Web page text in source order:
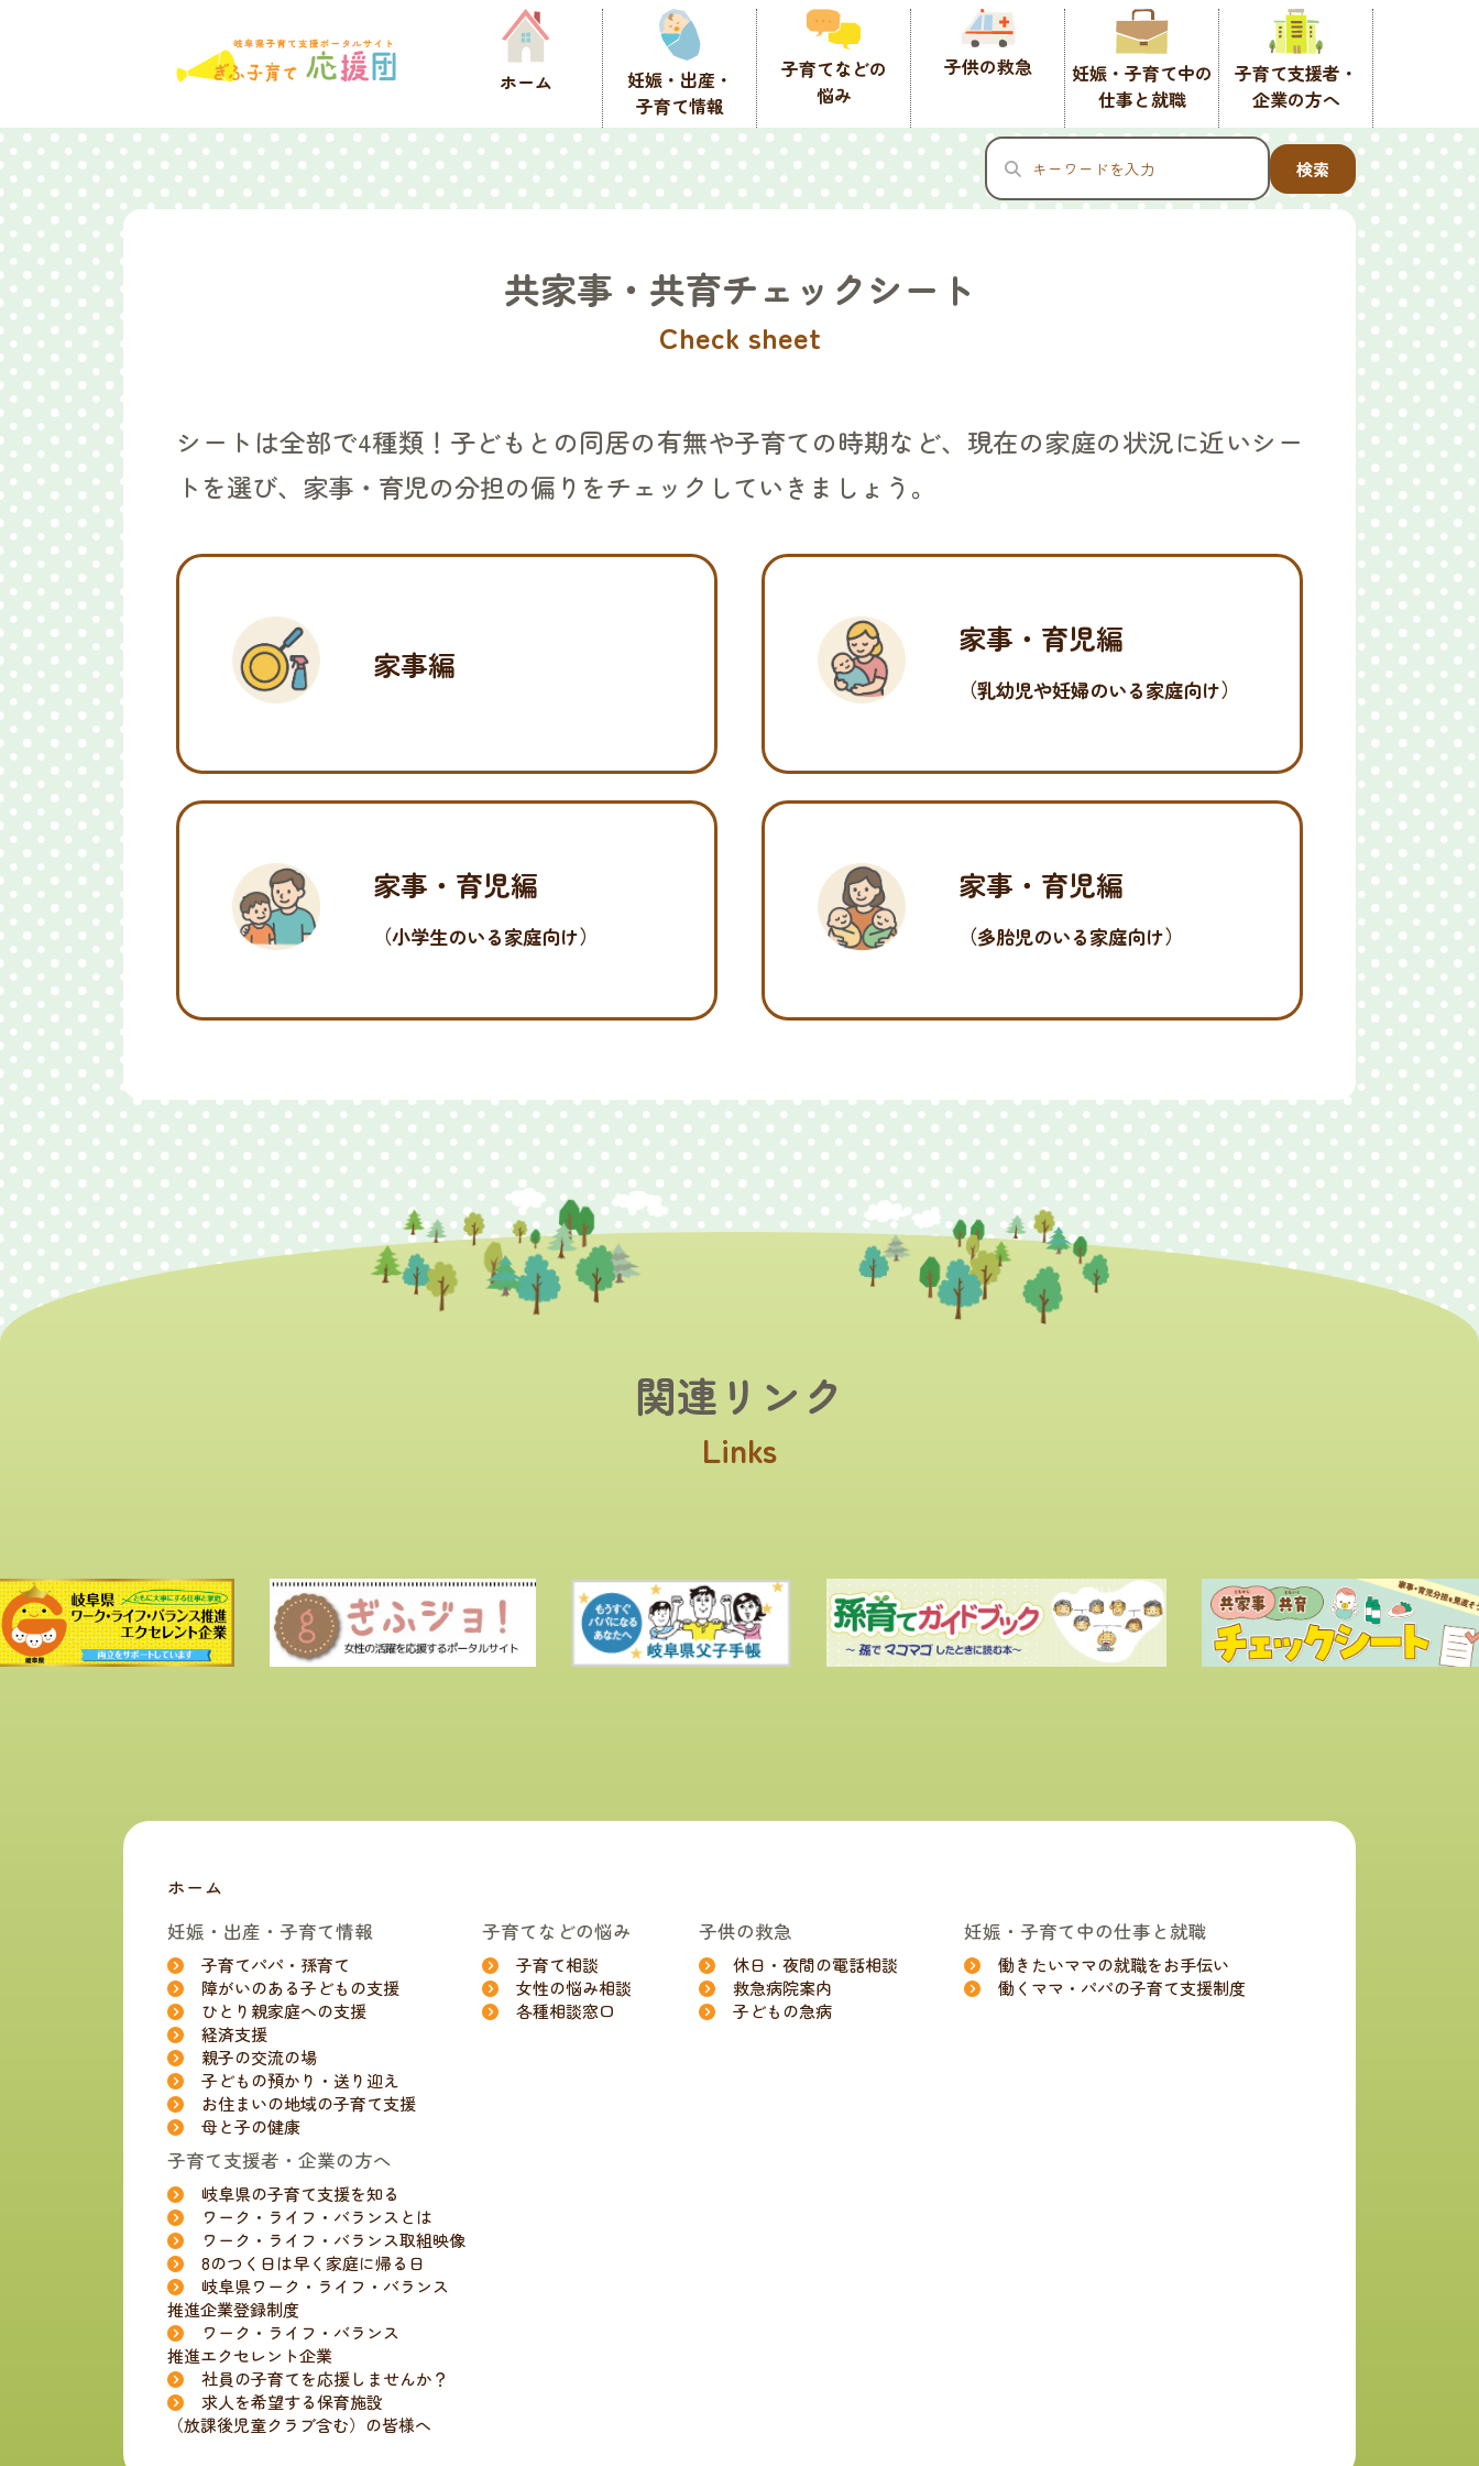
ホーム
妊娠・出産・
子育て情報
子育てなどの
悩み
子供の救急
妊娠・子育て中の
仕事と就職
子育て支援者・
企業の方へ
検索
共家事・共育チェックシート
Check sheet
シートは全部で4種類！子どもとの同居の有無や子育ての時期など、現在の家庭の状況に近いシー
トを選び、家事・育児の分担の偏りをチェックしていきましょう。
家事編
家事・育児編
（乳幼児や妊婦のいる家庭向け）
家事・育児編
（小学生のいる家庭向け）
家事・育児編
（多胎児のいる家庭向け）
関連リンク
Links
ホーム
妊娠・出産・子育て情報
子育てパパ・孫育て
障がいのある子どもの支援
ひとり親家庭への支援
経済支援
親子の交流の場
子どもの預かり・送り迎え
お住まいの地域の子育て支援
母と子の健康
子育てなどの悩み
子育て相談
女性の悩み相談
各種相談窓口
子供の救急
休日・夜間の電話相談
救急病院案内
子どもの急病
妊娠・子育て中の仕事と就職
働きたいママの就職をお手伝い
働くママ・パパの子育て支援制度
子育て支援者・企業の方へ
岐阜県の子育て支援を知る
ワーク・ライフ・バランスとは
ワーク・ライフ・バランス取組映像
8のつく日は早く家庭に帰る日
岐阜県ワーク・ライフ・バランス
推進企業登録制度
ワーク・ライフ・バランス
推進エクセレント企業
社員の子育てを応援しませんか？
求人を希望する保育施設
（放課後児童クラブ含む）の皆様へ